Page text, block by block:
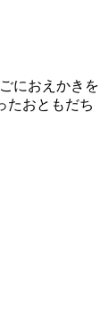
におえかきを
たおともだち